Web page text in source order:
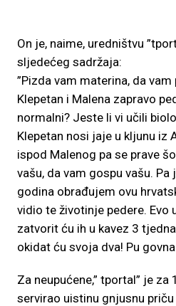
On je, naime, uredništvu
sljedećeg sadržaja:
”Pizda vam materina, da
Klepetan i Malena zapravo
normalni? Jeste li vi učili
Klepetan nosi jaje u kljunu iz
ispod Malenog pa se prave
vašu, da vam gospu vašu.
godina obrađujem ovu
vidio te životinje pedere. Evo
zatvorit ću ih u kavez 3
okidat ću svoja dva! Pu govna
Za neupućene,” tportal” je
servirao uistinu gnjusnu priču